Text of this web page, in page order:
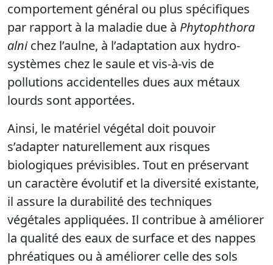
comportement général ou plus spécifiques
par rapport à la maladie due à Phytophthora
alnichez l’aulne, à l’adaptation aux hydro-
systèmes chez le saule et vis-à-vis de
pollutions accidentelles dues aux métaux
lourds sont apportées.
Ainsi, le matériel végétal doit pouvoir
s’adapter naturellement aux risques
biologiques prévisibles. Tout en préservant
un caractère évolutif et la diversité existante,
il assure la durabilité des techniques
végétales appliquées. Il contribue à améliorer
la qualité des eaux de surface et des nappes
phréatiques ou à améliorer celle des sols